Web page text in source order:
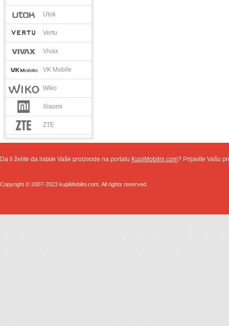
Utok
Vertu
Vivax
VK Mobile
Wiko
Xiaomi
ZTE
Da li želite da listate Vaše proizvode na portalu KupiMobilni.com? Prijavite Vašu
Copyright © 2007-2023 kupiMobilni.com. All rights reserved.